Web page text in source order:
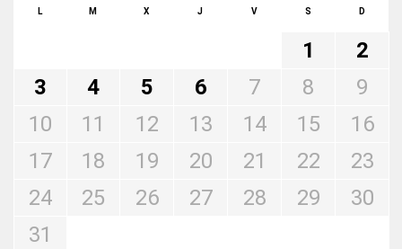
L M X J V S D
1
2
3
4 5 6 7 8
9
10
11 12 13 14 15
16
17
18 19 20 21 22
23
24
25 26 27 28 29
30
31